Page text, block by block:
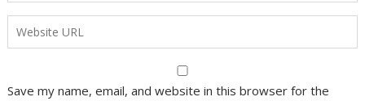
Save my name, email, and website in this browser for the